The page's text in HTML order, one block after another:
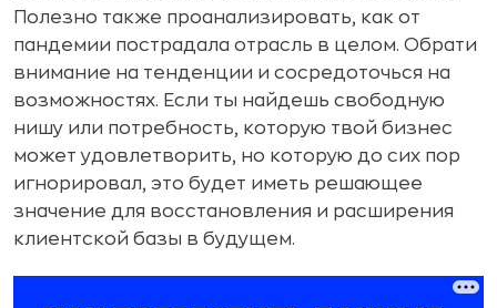
Полезно также проанализировать, как от
пандемии пострадала отрасль в целом. Обрати
внимание на тенденции и сосредоточься на
возможностях. Если ты найдешь свободную
нишу или потребность, которую твой бизнес
может удовлетворить, но которую до сих пор
игнорировал, это будет иметь решающее
значение для восстановления и расширения
клиентской базы в будущем.